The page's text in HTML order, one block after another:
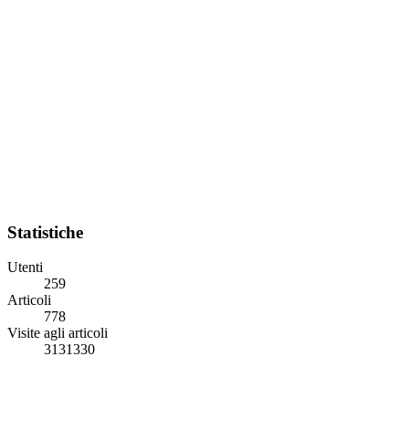
Statistiche
Utenti
259
Articoli
778
Visite agli articoli
3131330